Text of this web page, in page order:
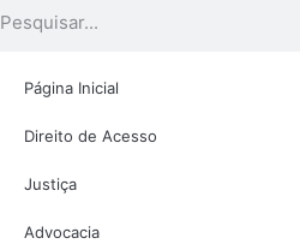
Página Inicial
Direito de Acesso
Justiça
Advocacia